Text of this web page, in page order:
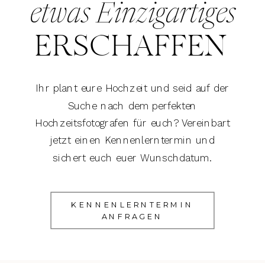
KENNENLERNTERMIN
ANFRAGEN
Ihr plant eure Hochzeit und seid auf der
Suche nach dem perfekten
Hochzeitsfotografen für euch? Vereinbart
jetzt einen Kennenlerntermin und
sichert euch euer Wunschdatum.
etwas Einzigartiges
ERSCHAFFEN